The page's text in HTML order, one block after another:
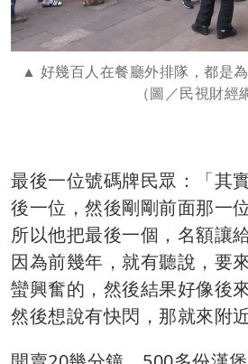
好幾百人在餐廳外排隊，都是
（圖／民視財經
最後一位號碼牌民眾：「其
後一位，然後剛剛前面那一
所以他把最後一個，名額讓
因為前幾年，就有聽說，要
蠻興奮的，然後結果好像後
然後想說有快閃，那就來附